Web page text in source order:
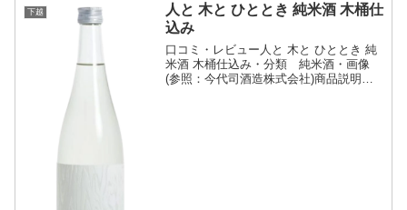
下越
人と 木と ひととき 純米酒 木桶仕
込み
口コミ・レビュー人と 木と ひととき 純
米酒 木桶仕込み・分類 純米酒・画像
(参照：今代司酒造株式会社)商品説明・